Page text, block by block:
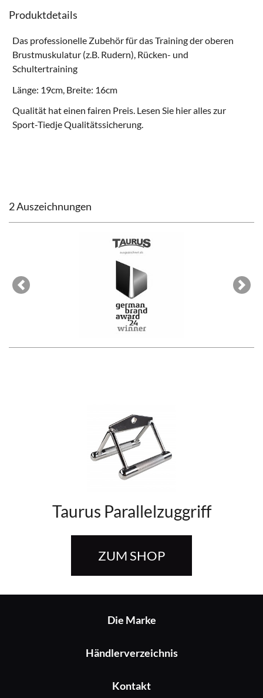
Produktdetails
Das professionelle Zubehör für das Training der oberen
Brustmuskulatur (z.B. Rudern), Rücken- und
Schultertraining
Länge: 19cm, Breite: 16cm
Qualität hat einen fairen Preis. Lesen Sie hier alles zur
Sport-Tiedje Qualitätssicherung.
2 Auszeichnungen
Previous Next
Taurus Parallelzuggriff
ZUM SHOP
Die Marke
Händlerverzeichnis
Kontakt